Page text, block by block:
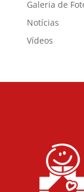
Galeria de
Notícias
Vídeos